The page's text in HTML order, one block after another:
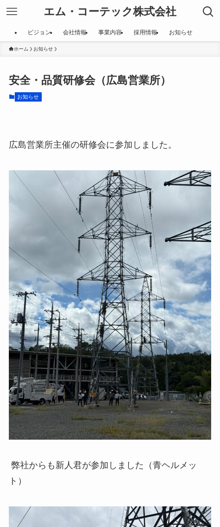
エム・コーテック株式会社
ビジョン 会社情報 事業内容 採用情報 お知らせ
ホーム お知らせ
安全・品質研修会（広島営業所）
お知らせ
広島営業所主催の研修会に参加しました。
弊社からも新人君が参加しました（青ヘルメッ
ト）